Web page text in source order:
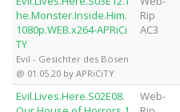
he.Monster.Inside.Him.
1080p.WEB.x264-APRiCi
TY
Evil - Gesichter des Bösen
@ 01.05.20 by APRiCiTY
Rip
AC3
Evil.Lives.Here.S02E08.
Web-